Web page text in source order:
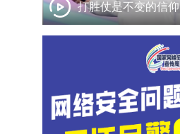
打胜仗是不变的信仰